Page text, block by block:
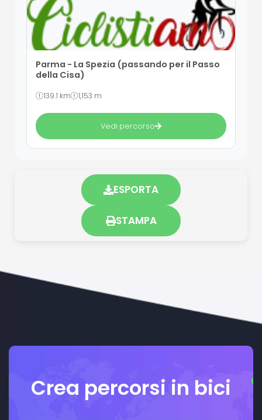
Parma - La Spezia (passando per il Passo
della Cisa)
139.1 km 1,153 m
Vedi percorso
ESPORTA
STAMPA
Crea percorsi in bici